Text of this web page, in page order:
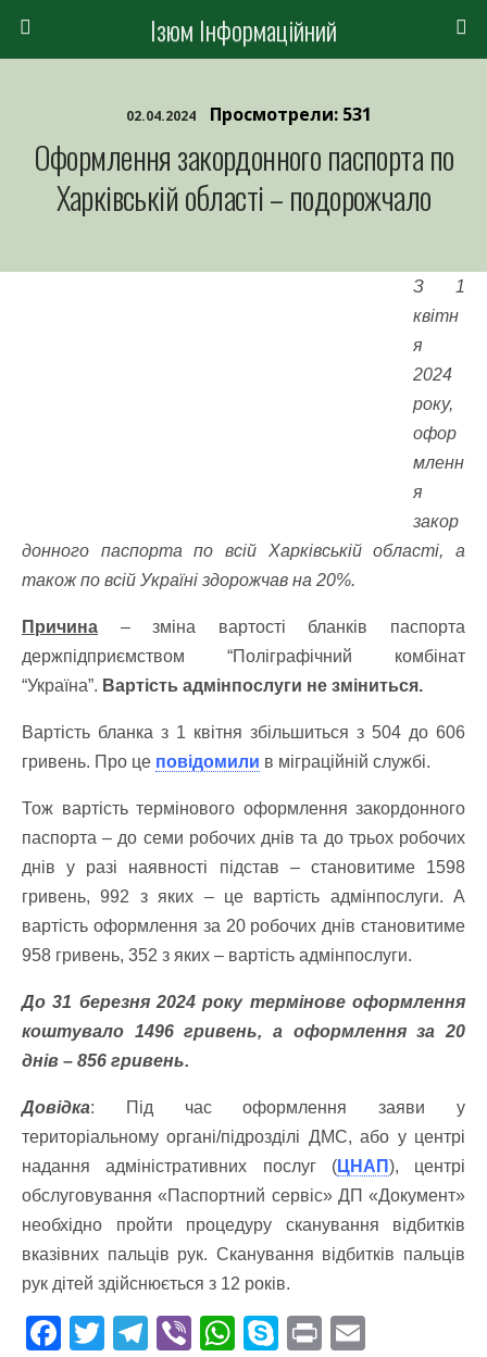
Ізюм Інформаційний
02.04.2024 Просмотрели: 531
Оформлення закордонного паспорта по
Харківській області – подорожчало
З 1
квітн
я
2024
року,
офор
мленн
я
закор
донного паспорта по всій Харківській області, а
також по всій Україні здорожчав на 20%.
Причина – зміна вартості бланків паспорта
держпідприємством “Поліграфічний комбінат
“Україна”. Вартість адмінпослуги не зміниться.
Вартість бланка з 1 квітня збільшиться з 504 до 606
гривень. Про це повідомили в міграційній службі.
Тож вартість термінового оформлення закордонного
паспорта – до семи робочих днів та до трьох робочих
днів у разі наявності підстав – становитиме 1598
гривень, 992 з яких – це вартість адмінпослуги. А
вартість оформлення за 20 робочих днів становитиме
958 гривень, 352 з яких – вартість адмінпослуги.
До 31 березня 2024 року термінове оформлення
коштувало 1496 гривень, а оформлення за 20
днів – 856 гривень.
Довідка: Під час оформлення заяви у
територіальному органі/підрозділі ДМС, або у центрі
надання адміністративних послуг (ЦНАП), центрі
обслуговування «Паспортний сервіс» ДП «Документ»
необхідно пройти процедуру сканування відбитків
вказівних пальців рук. Сканування відбитків пальців
рук дітей здійснюється з 12 років.
F T T Vi W S Pr